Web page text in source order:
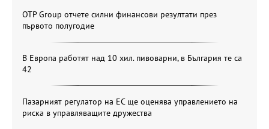
OTP Group отчете силни финансови резултати през
първото полугодие
В Европа работят над 10 хил. пивоварни, в България те са
42
Пазарният регулатор на ЕС ще оценява управлението на
риска в управляващите дружества